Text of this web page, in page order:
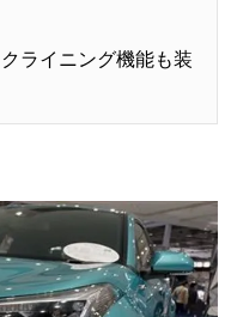
ライニング機能も装